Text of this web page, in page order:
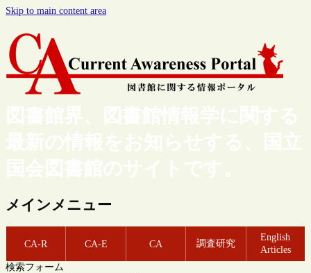
Skip to main content area
図書館界、図書館情報学に関する
最新の情報をお知らせする、国立
国会図書館のサイトです。
メインメニュー
CA-R CA-E CA 調査研究
English
Articles
検索フォーム